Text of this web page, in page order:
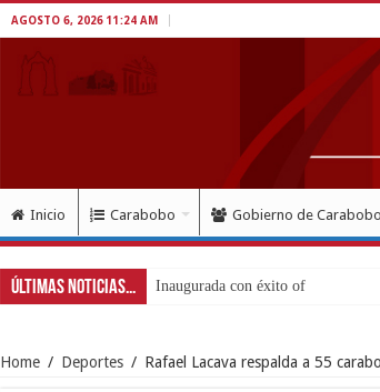
AGOSTO 6, 2026 11:24 AM
Inicio Carabobo Gobierno de Carabobo
Últimas Noticias... Inaugurada con éxito oficina de
Home / Deportes / Rafael Lacava respalda a 55